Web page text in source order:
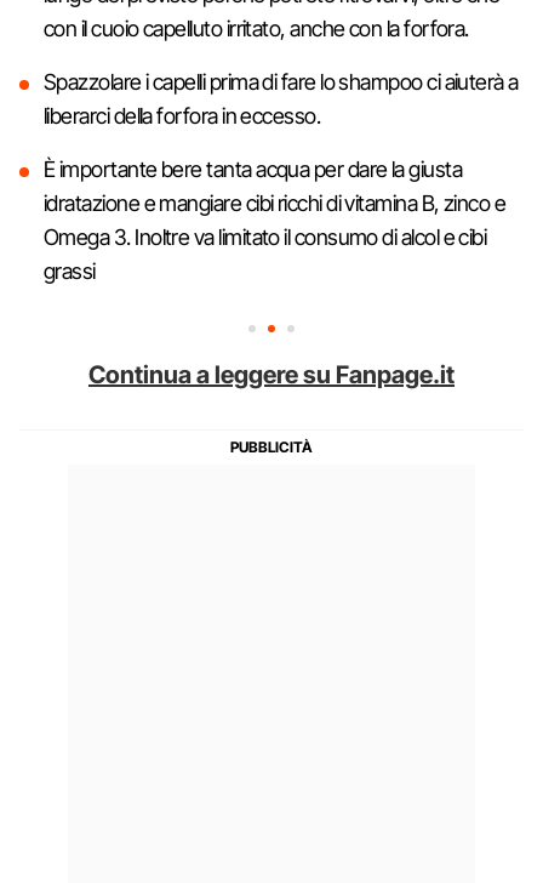
con il cuoio capelluto irritato, anche con la forfora.
Spazzolare i capelli prima di fare lo shampoo ci aiuterà a
liberarci della forfora in eccesso.
È importante bere tanta acqua per dare la giusta
idratazione e mangiare cibi ricchi di vitamina B, zinco e
Omega 3. Inoltre va limitato il consumo di alcol e cibi
grassi
Continua a leggere su Fanpage.it